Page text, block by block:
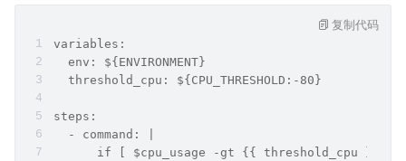
variables:
  env: ${ENVIRONMENT}
  threshold_cpu: ${CPU_THRESHOLD:-80}
steps:
  - command: |
if [ $cpu_usage -gt {{ threshold_cpu }} ];
复制代码